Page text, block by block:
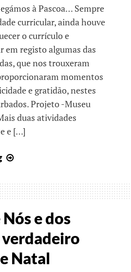
à Pascoa… Sempre
curricular, ainda houve
o currículo e
em registo algumas das
que nos trouxeram
momentos
e gratidão, nestes
Projeto -Museu
duas atividades
e […]
de
Esperança
e dos
Natal